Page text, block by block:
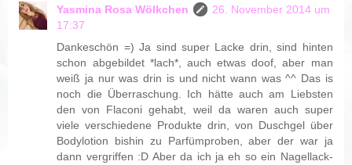
Yasmina Rosa Wölkchen
26. November 2014 um
17:37
Dankeschön =) Ja sind super Lacke drin, sind hinten
schon abgebildet *lach*, auch etwas doof, aber man
weiß ja nur was drin is und nicht wann was ^^ Das is
noch die Überraschung. Ich hätte auch am Liebsten
den von Flaconi gehabt, weil da waren auch super
viele verschiedene Produkte drin, von Duschgel über
Bodylotion bishin zu Parfümproben, aber der war ja
dann vergriffen :D Aber da ich ja eh so ein Nagellack-